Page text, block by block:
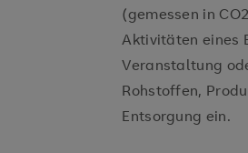
(gemessen in
Aktivitäten eines
Veranstaltung
Rohstoffen,
Entsorgung ein.